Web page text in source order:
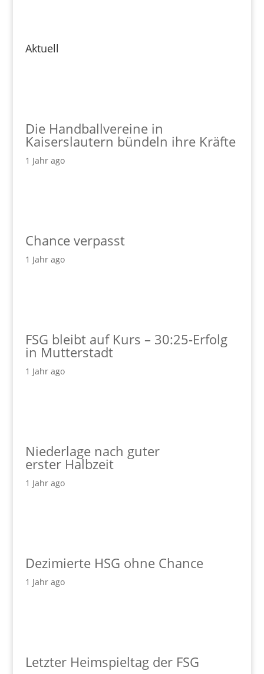
Aktuell
Die Handballvereine in
Kaiserslautern bündeln ihre Kräfte
1 Jahr ago
Chance verpasst
1 Jahr ago
FSG bleibt auf Kurs – 30:25-Erfolg
in Mutterstadt
1 Jahr ago
Niederlage nach guter
erster Halbzeit
1 Jahr ago
Dezimierte HSG ohne Chance
1 Jahr ago
Letzter Heimspieltag der FSG